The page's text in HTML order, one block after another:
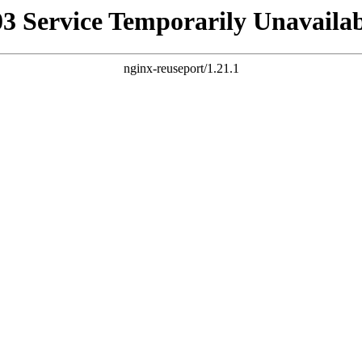
Service Temporarily
nginx-reuseport/1.21.1